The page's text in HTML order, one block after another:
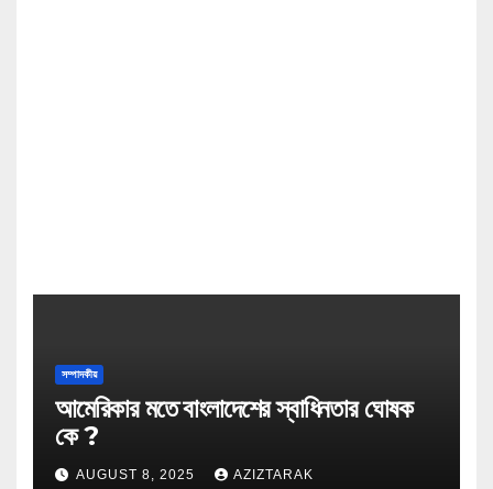
সম্পাদকীয়
আমেরিকার মতে বাংলাদেশের স্বাধিনতার ঘোষক
কে ?
AUGUST 8, 2025 AZIZTARAK